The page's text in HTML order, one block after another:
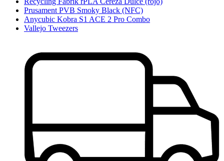
Prusament PVB Smoky Black (NFC)
Anycubic Kobra S1 ACE 2 Pro Combo
Vallejo Tweezers